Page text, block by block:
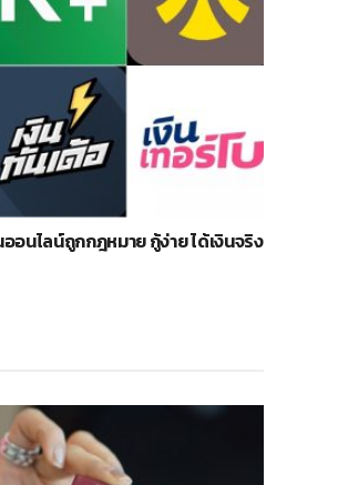
อนไลน์ถูกกฎหมาย กู้ง่าย ได้เงินจริง